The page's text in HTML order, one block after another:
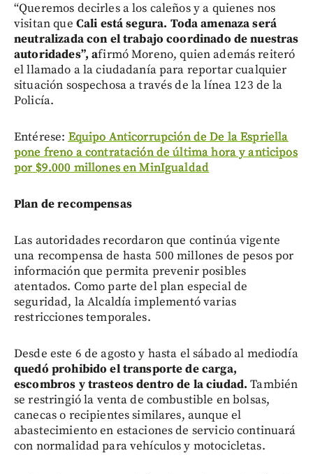
“Queremos decirles a los caleños y a quienes nos
visitan que Cali está segura. Toda amenaza será
neutralizada con el trabajo coordinado de nuestras
autoridades”, afirmó Moreno, quien además reiteró
el llamado a la ciudadanía para reportar cualquier
situación sospechosa a través de la línea 123 de la
Policía.
Entérese: Equipo Anticorrupción de De la Espriella
pone freno a contratación de última hora y anticipos
por $9.000 millones en MinIgualdad
Plan de recompensas
Las autoridades recordaron que continúa vigente
una recompensa de hasta 500 millones de pesos por
información que permita prevenir posibles
atentados. Como parte del plan especial de
seguridad, la Alcaldía implementó varias
restricciones temporales.
Desde este 6 de agosto y hasta el sábado al mediodía
quedó prohibido el transporte de carga,
escombros y trasteos dentro de la ciudad. También
se restringió la venta de combustible en bolsas,
canecas o recipientes similares, aunque el
abastecimiento en estaciones de servicio continuará
con normalidad para vehículos y motocicletas.